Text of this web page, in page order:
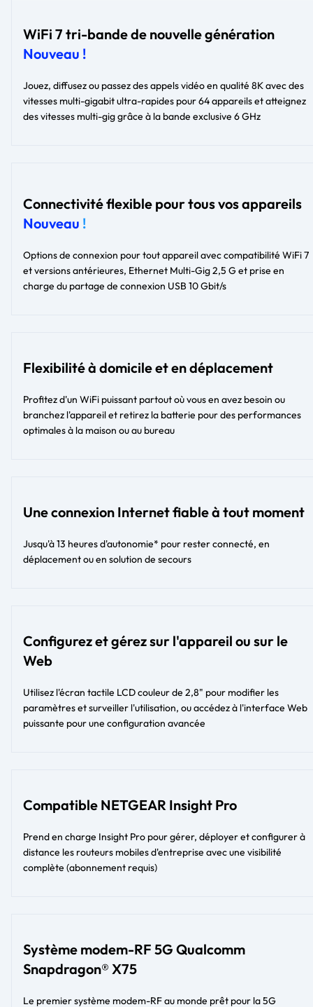
WiFi 7 tri-bande de nouvelle génération
Nouveau !
Jouez, diffusez ou passez des appels vidéo en qualité 8K avec des
vitesses multi-gigabit ultra-rapides pour 64 appareils et atteignez
des vitesses multi-gig grâce à la bande exclusive 6 GHz
Connectivité flexible pour tous vos appareils
Nouveau !
Options de connexion pour tout appareil avec compatibilité WiFi 7
et versions antérieures, Ethernet Multi-Gig 2,5 G et prise en
charge du partage de connexion USB 10 Gbit/s
Flexibilité à domicile et en déplacement
Profitez d'un WiFi puissant partout où vous en avez besoin ou
branchez l'appareil et retirez la batterie pour des performances
optimales à la maison ou au bureau
Une connexion Internet fiable à tout moment
Jusqu'à 13 heures d'autonomie* pour rester connecté, en
déplacement ou en solution de secours
Configurez et gérez sur l'appareil ou sur le
Web
Utilisez l'écran tactile LCD couleur de 2,8" pour modifier les
paramètres et surveiller l'utilisation, ou accédez à l'interface Web
puissante pour une configuration avancée
Compatible NETGEAR Insight Pro
Prend en charge Insight Pro pour gérer, déployer et configurer à
distance les routeurs mobiles d'entreprise avec une visibilité
complète (abonnement requis)
Système modem-RF 5G Qualcomm
Snapdragon® X75
Le premier système modem-RF au monde prêt pour la 5G